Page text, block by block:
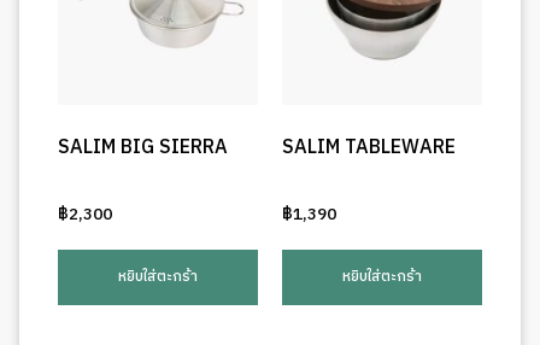
SALIM BIG SIERRA
฿2,300
หยิบใส่ตะกร้า
SALIM TABLEWARE
฿1,390
หยิบใส่ตะกร้า